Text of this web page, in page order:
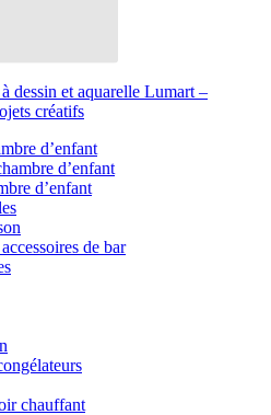
dessin et aquarelle Lumart –
créatifs
d’enfant
d’enfant
d’enfant
de bar
chauffant